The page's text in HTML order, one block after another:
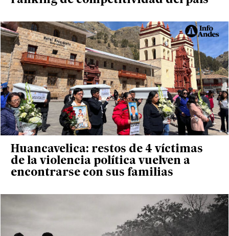
Huancavelica: restos de 4 víctimas
de la violencia política vuelven a
encontrarse con sus familias